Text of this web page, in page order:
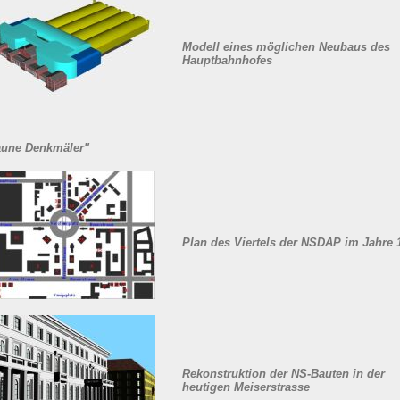
Modell eines möglichen Neubaus des
Hauptbahnhofes
Denkmäler"
Plan des Viertels der NSDAP im Jahre
Rekonstruktion der NS-Bauten in der
heutigen Meiserstrasse